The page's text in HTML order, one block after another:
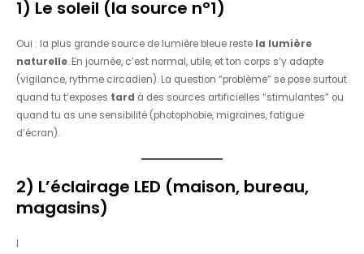
1) Le soleil (la source n°1)
Oui : la plus grande source de lumière bleue reste la lumière
naturelle. En journée, c’est normal, utile, et ton corps s’y adapte
(vigilance, rythme circadien). La question “problème” se pose surtout
quand tu t’exposes tard à des sources artificielles “stimulantes” ou
quand tu as une sensibilité (photophobie, migraines, fatigue
d’écran).
2) L’éclairage LED (maison, bureau,
magasins)
Les